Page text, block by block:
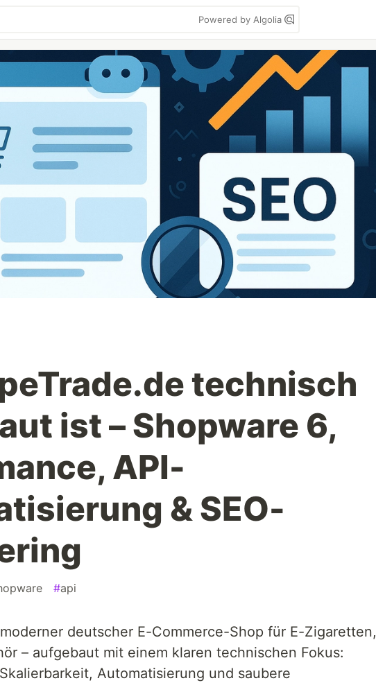
Powered by Algolia
technisch
ist – Shopware 6,
API-
& SEO-
#api
deutscher E-Commerce-Shop für E-Zigaretten,
– aufgebaut mit einem klaren technischen Fokus:
Automatisierung und saubere